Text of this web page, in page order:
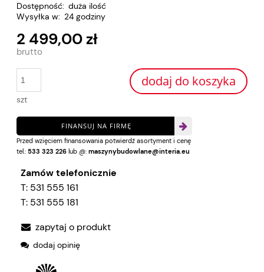
Dostępność: duża ilość
Wysyłka w: 24 godziny
2 499,00 zł
szt
dodaj do koszyka
FINANSUJ NA FIRMĘ
Przed wzięciem finansowania potwierdź asortyment i cenę
tel.: 533 323 226 lub @: maszynybudowlane@interia.eu
Zamów telefonicznie
T: 531 555 161
T: 531 555 181
zapytaj o produkt
dodaj opinię